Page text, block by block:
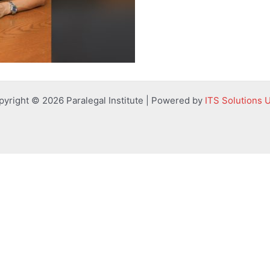
© 2026 Paralegal Institute | Powered by ITS Solutions